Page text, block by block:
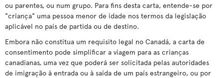
ou parentes, ou num grupo. Para fins desta carta, entende-se por
"criança" uma pessoa menor de idade nos termos da legislação
aplicável no país de partida ou de destino.
Embora não constitua um requisito legal no Canadá, a carta de
consentimento pode simplificar a viagem para as crianças
canadianas, uma vez que poderá ser solicitada pelas autoridades
de imigração à entrada ou à saída de um país estrangeiro, ou por